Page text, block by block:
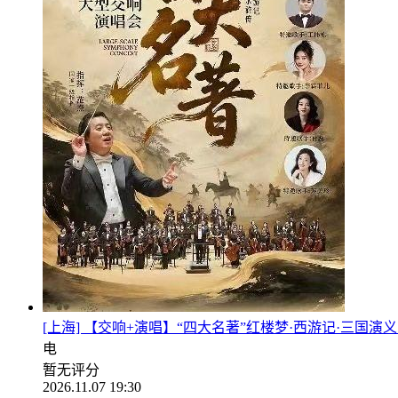
[上海] 【交响+演唱】“四大名著”红楼梦·西游记·三国演
电
暂无评分
2026.11.07 19:30